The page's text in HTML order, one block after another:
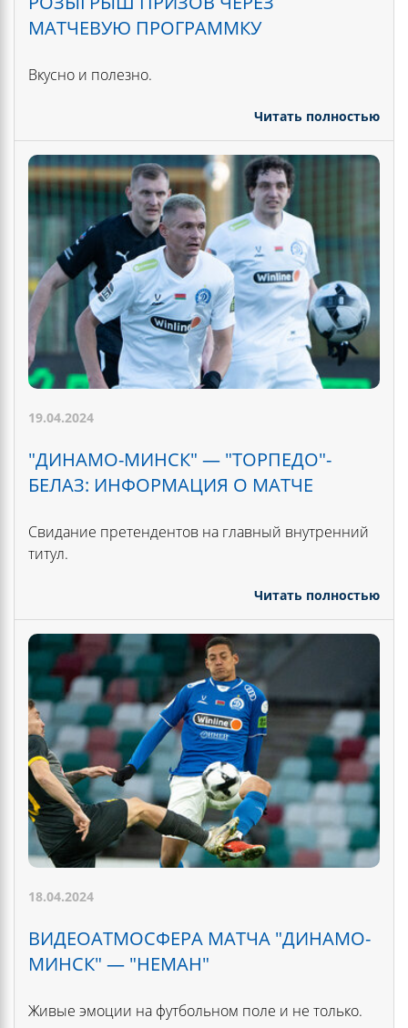
МАТЧЕВУЮ ПРОГРАММКУ
Вкусно и полезно.
Читать полностью
19.04.2024
"ДИНАМО-МИНСК" — "ТОРПЕДО"-
БЕЛАЗ: ИНФОРМАЦИЯ О МАТЧЕ
Свидание претендентов на главный внутренний
титул.
Читать полностью
18.04.2024
ВИДЕОАТМОСФЕРА МАТЧА "ДИНАМО-
МИНСК" — "НЕМАН"
Живые эмоции на футбольном поле и не только.